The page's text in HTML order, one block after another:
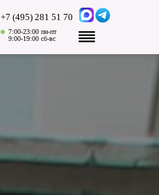
+7 (495) 281 51 70
7:00-23:00 пн-пт
9:00-19:00 сб-вс